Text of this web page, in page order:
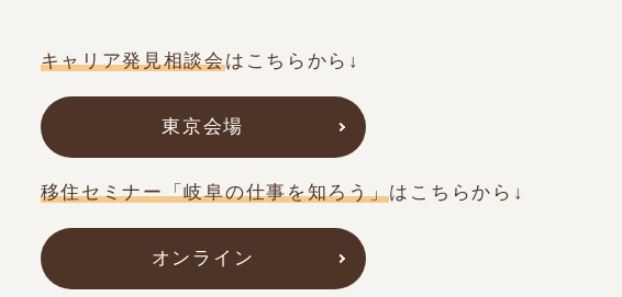
キャリア発見相談会はこちらから↓
東京会場
移住セミナー「岐阜の仕事を知ろう」はこちらから↓
オンライン